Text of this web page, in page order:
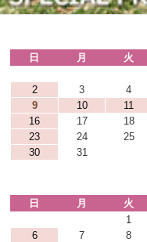
日
月 火
2
3 4
9
10 11
16
17 18
23
24 25
30
31
日
月 火
1
6
7 8